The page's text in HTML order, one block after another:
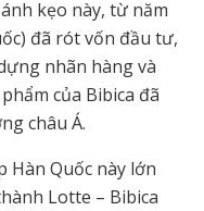
kẹo này, từ năm
đã rót vốn đầu tư,
nhãn hàng và
của Bibica đã
châu Á.
Hàn Quốc này lớn
Lotte – Bibica